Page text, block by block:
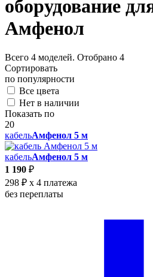
оборудование
Амфенол
Всего 4 моделей. Отобрано 4
Сортировать
по популярности
Все цвета
Нет в наличии
Показать по
20
кабельАмфенол 5 м
кабельАмфенол 5 м
1 190 ₽
298 ₽ x 4 платежа
без переплаты